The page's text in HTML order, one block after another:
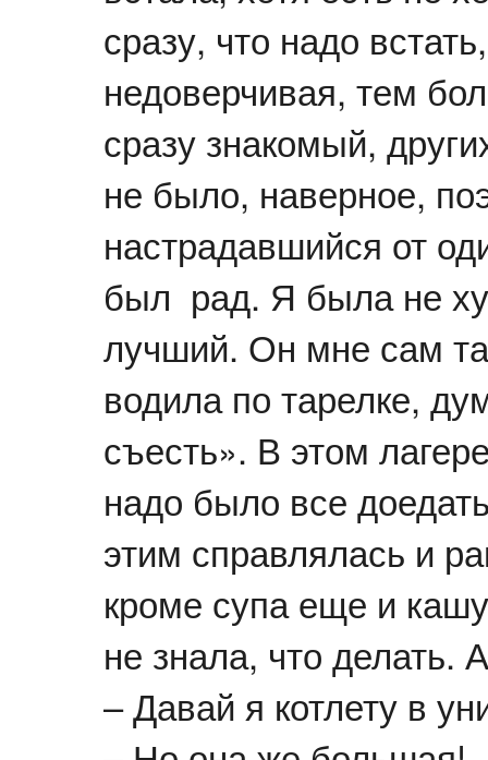
сразу, что надо
недоверчивая, тем
сразу знакомый,
не было, наверное,
настрадавшийся от
был рад. Я была не
лучший. Он мне сам
водила по тарелке,
съесть». В этом
надо было все
этим справлялась и
кроме супа еще и
не знала, что
– Давай я котлету в